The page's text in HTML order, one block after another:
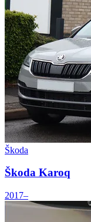
Škoda
Škoda Karoq
2017–